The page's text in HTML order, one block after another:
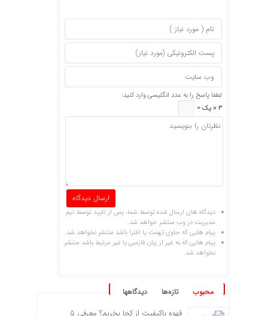
لطفا پاسخ را به عدد انگلیسی وارد کنید:
3 × یک =
دیدگاه های ارسال شده توسط شما، پس از تایید توسط تیم
مدیریت در وب منتشر خواهد شد.
پیام هایی که حاوی تهمت یا افترا باشد منتشر نخواهد شد.
پیام هایی که به غیر از زبان فارسی یا غیر مرتبط باشد منتشر
نخواهد شد.
محبوب تازه‌ها دیدگاهها
قهوه باکیفیت از کجا بخریم؟ معرفی ۵